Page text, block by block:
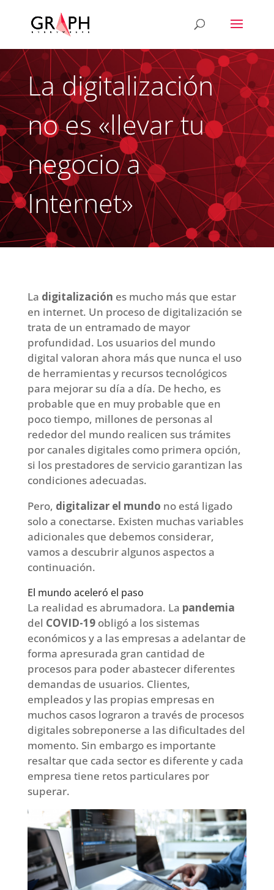
La digitalización
no es «llevar tu
negocio a
Internet»
La digitalización es mucho más que estar
en internet. Un proceso de digitalización se
trata de un entramado de mayor
profundidad. Los usuarios del mundo
digital valoran ahora más que nunca el uso
de herramientas y recursos tecnológicos
para mejorar su día a día. De hecho, es
probable que en muy probable que en
poco tiempo, millones de personas al
rededor del mundo realicen sus trámites
por canales digitales como primera opción,
si los prestadores de servicio garantizan las
condiciones adecuadas.
Pero, digitalizar el mundo no está ligado
solo a conectarse. Existen muchas variables
adicionales que debemos considerar,
vamos a descubrir algunos aspectos a
continuación.
El mundo aceleró el paso
La realidad es abrumadora. La pandemia
del COVID-19obligó a los sistemas
económicos y a las empresas a adelantar de
forma apresurada gran cantidad de
procesos para poder abastecer diferentes
demandas de usuarios. Clientes,
empleados y las propias empresas en
muchos casos lograron a través de procesos
digitales sobreponerse a las dificultades del
momento. Sin embargo es importante
resaltar que cada sector es diferente y cada
empresa tiene retos particulares por
superar.